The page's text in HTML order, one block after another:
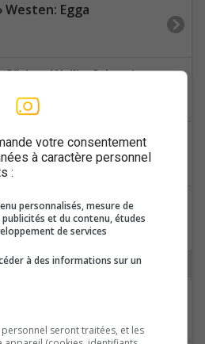
Westen: Egga
Wallis, Schweiz: Weisshorn
Gemeinde
du Lac de Derborence
votre consentement
à caractère personnel
:
personnalisés, mesure de
et du contenu, études
de services
à des informations sur un
seront traitées, et les